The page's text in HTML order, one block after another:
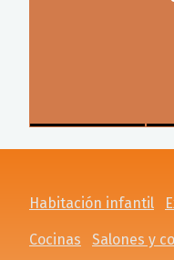
Habitación infantil
Cocinas Salones y